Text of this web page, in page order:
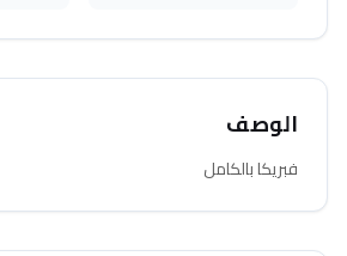
الوصف
فبريكا بالكامل